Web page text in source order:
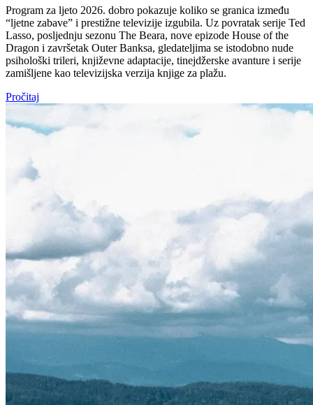
Program za ljeto 2026. dobro pokazuje koliko se granica između
“ljetne zabave” i prestižne televizije izgubila. Uz povratak serije Ted
Lasso, posljednju sezonu The Beara, nove epizode House of the
Dragon i završetak Outer Banksa, gledateljima se istodobno nude
psihološki trileri, književne adaptacije, tinejdžerske avanture i serije
zamišljene kao televizijska verzija knjige za plažu.
Pročitaj